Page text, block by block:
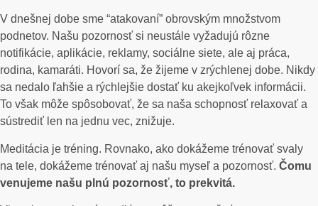
V dnešnej dobe sme “atakovaní” obrovským množstvom
podnetov. Našu pozornosť si neustále vyžadujú rôzne
notifikácie, aplikácie, reklamy, sociálne siete, ale aj práca,
rodina, kamaráti. Hovorí sa, že žijeme v zrýchlenej dobe. Nikdy
sa nedalo ľahšie a rýchlejšie dostať ku akejkoľvek informácii.
To však môže spôsobovať, že sa naša schopnosť relaxovať a
sústrediť len na jednu vec, znižuje.
Meditácia je tréning. Rovnako, ako dokážeme trénovať svaly
na tele, dokážeme trénovať aj našu myseľ a pozornosť. Čomu
venujeme našu plnú pozornosť, to prekvitá.